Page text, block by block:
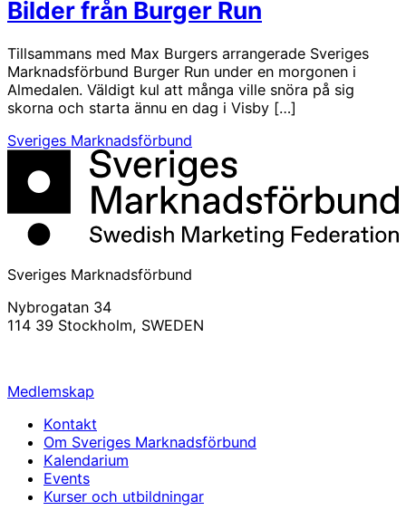
Bilder från Burger Run
Tillsammans med Max Burgers arrangerade Sveriges
Marknadsförbund Burger Run under en morgonen i
Almedalen. Väldigt kul att många ville snöra på sig
skorna och starta ännu en dag i Visby […]
Sveriges Marknadsförbund
Sveriges Marknadsförbund
Nybrogatan 34
114 39 Stockholm, SWEDEN
Medlemskap
Kontakt
Om Sveriges Marknadsförbund
Kalendarium
Events
Kurser och utbildningar